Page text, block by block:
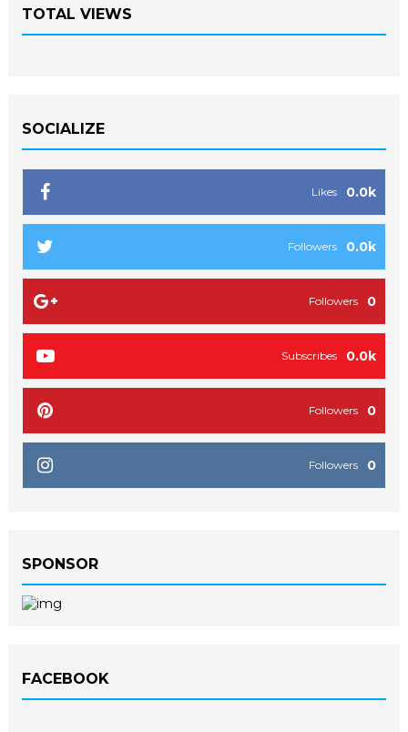
TOTAL VIEWS
SOCIALIZE
0.0k
Likes
0.0k
Followers
0
Followers
0.0k
Subscribes
0
Followers
0
Followers
SPONSOR
FACEBOOK